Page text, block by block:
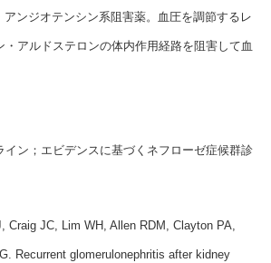
ンジオテンシン系阻害薬。血圧を調節するレ
・アルドステロンの体内作用経路を阻害して血
イン；エビデンスに基づくネフローゼ症候群診
Craig JC, Lim WH, Allen RDM, Clayton PA,
Recurrent glomerulonephritis after kidney